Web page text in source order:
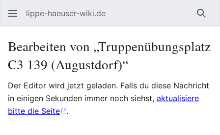
lippe-haeuser-wiki.de
Bearbeiten von „Truppenübungsplatz
C3 139 (Augustdorf)“
Der Editor wird jetzt geladen. Falls du diese Nachricht
in einigen Sekunden immer noch siehst, aktualisiere
bitte die Seite
.